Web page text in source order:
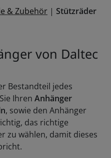
& Zubehör | Stützräder
von Daltec
Bestandteil jedes
Ihren Anhänger
, sowie den Anhänger
das richtige
zu wählen, damit dieses